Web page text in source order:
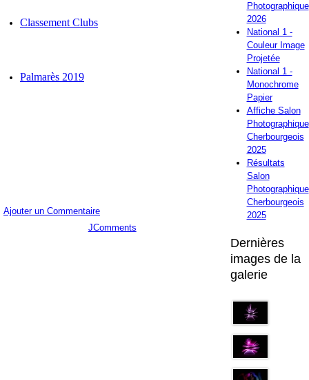
Classement Clubs
Palmarès 2019
Ajouter un Commentaire
JComments
Photographique
2026
National 1 -
Couleur Image
Projetée
National 1 -
Monochrome
Papier
Affiche Salon
Photographique
Cherbourgeois
2025
Résultats
Salon
Photographique
Cherbourgeois
2025
Dernières
images de la
galerie